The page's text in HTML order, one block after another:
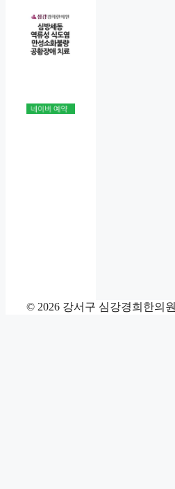
© 2026 강서구 심강경희한의원